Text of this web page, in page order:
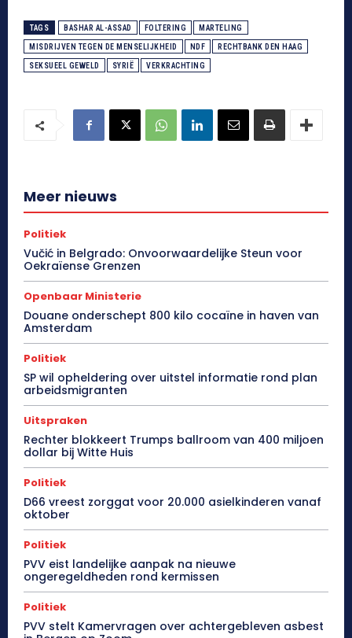
TAGS BASHAR AL-ASSAD FOLTERING MARTELING
MISDRIJVEN TEGEN DE MENSELIJKHEID NDF RECHTBANK DEN HAAG
SEKSUEEL GEWELD SYRIË VERKRACHTING
Meer nieuws
Politiek
Vučić in Belgrado: Onvoorwaardelijke Steun voor
Oekraïense Grenzen
Openbaar Ministerie
Douane onderschept 800 kilo cocaïne in haven van
Amsterdam
Politiek
SP wil opheldering over uitstel informatie rond plan
arbeidsmigranten
Uitspraken
Rechter blokkeert Trumps ballroom van 400 miljoen
dollar bij Witte Huis
Politiek
D66 vreest zorggat voor 20.000 asielkinderen vanaf
oktober
Politiek
PVV eist landelijke aanpak na nieuwe
ongeregeldheden rond kermissen
Politiek
PVV stelt Kamervragen over achtergebleven asbest